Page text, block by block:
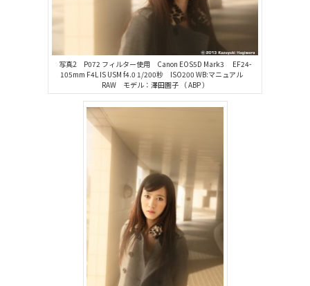
写真2 P072 フィルター使用 Canon EOS5D Mark3 EF24-
105mm F4L IS USM f4.0 1/200秒 ISO200 WB:マニュアル
RAW モデル：澤田園子 （ ABP ）